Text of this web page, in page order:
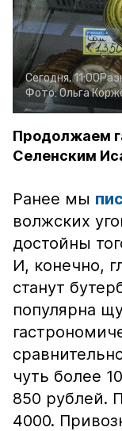
Сегодня, 11:00
Фото:Ольга
Продолжаем
Селенским
Ранее мы
волжских
достойны
И, конечно,
станут
популярна
чуть более
850 рублей.
4000.